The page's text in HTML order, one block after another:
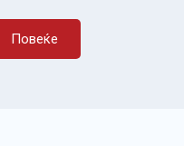
Повеќе